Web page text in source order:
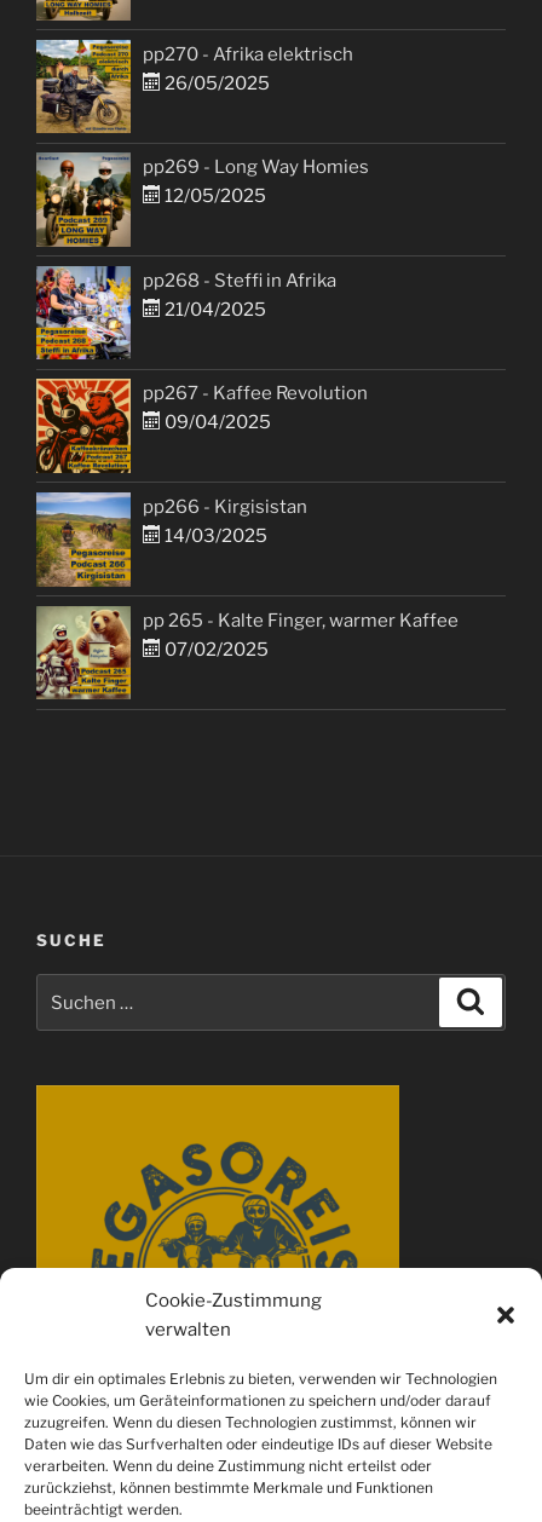
Cookie-Zustimmung
verwalten
Um dir ein optimales Erlebnis zu bieten, verwenden wir Technologien
wie Cookies, um Geräteinformationen zu speichern und/oder darauf
zuzugreifen. Wenn du diesen Technologien zustimmst, können wir
Daten wie das Surfverhalten oder eindeutige IDs auf dieser Website
verarbeiten. Wenn du deine Zustimmung nicht erteilst oder
zurückziehst, können bestimmte Merkmale und Funktionen
beeinträchtigt werden.
pp270 - Afrika elektrisch
26/05/2025
pp269 - Long Way Homies
12/05/2025
pp268 - Steffi in Afrika
21/04/2025
pp267 - Kaffee Revolution
09/04/2025
pp266 - Kirgisistan
14/03/2025
pp 265 - Kalte Finger, warmer Kaffee
07/02/2025
SUCHE
nach: